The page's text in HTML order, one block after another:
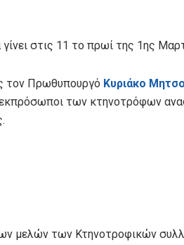
στις 11 το πρωί της 1ης
τον Πρωθυπουργό Κυριάκο
των κτηνοτρόφων
μελών των Κτηνοτροφικών